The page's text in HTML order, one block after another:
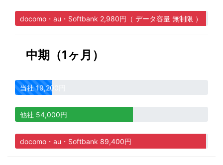
docomo・au・Softbank 2,980円（ データ容量 無制限 ）
中期（1ヶ月）
当社 19,200円
他社 54,000円
docomo・au・Softbank 89,400円